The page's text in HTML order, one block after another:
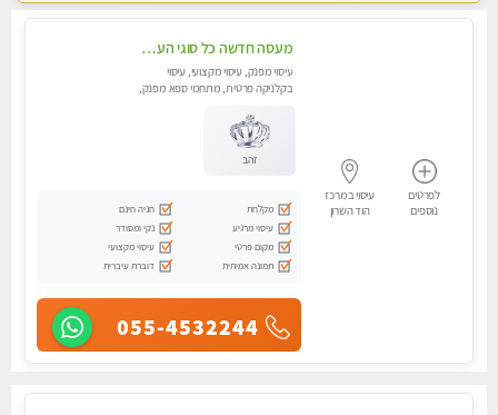
לפרטים
נוספים
עיסוי במרכז
הוד השרון
מעסה חדשה כל סוגי העיסויים מעסה מקצועית ואיכותית פרטי!!!מומלץ לחלוטין!!
עיסוי מפנק, עיסוי מקצועי, עיסוי
בקלניקה פרטית, מתחמי ספא מפנק,
זהב
מקלחת
חניה חינם
עיסוי מרגיע
נקי ומסודר
מקום פרטי
עיסוי מקצועי
תמונה אמיתית
דוברת עיברית
055-4532244